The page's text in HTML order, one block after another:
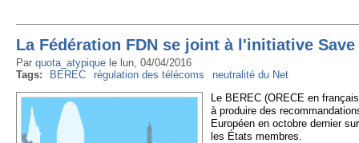
La Fédération FDN se joint à l'initiative
Par quota_atypique le lun, 04/04/2016
Tags:
BEREC régulation des télécoms
neutralité du Net
Le BEREC (ORECE en
à produire des
Européen en octobre dernier
les États membres.